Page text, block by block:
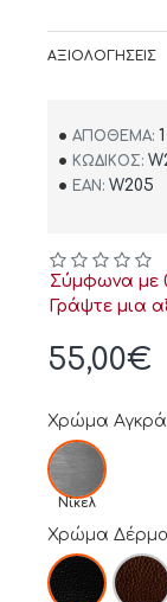
ΑΞΙΟΛΟΓΉΣΕΙΣ
ΑΠΌΘΕΜΑ:
ΚΩΔΙΚΌΣ:
EAN: W205
Σύμφωνα με
Γράψτε μια
55,00€
Χρώμα
Νίκελ
Χρώμα